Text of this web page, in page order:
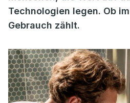
Technologien legen. Ob
Gebrauch zählt.